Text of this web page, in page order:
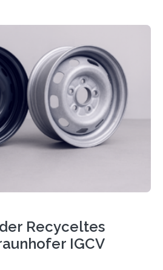
Recyceltes
IGCV